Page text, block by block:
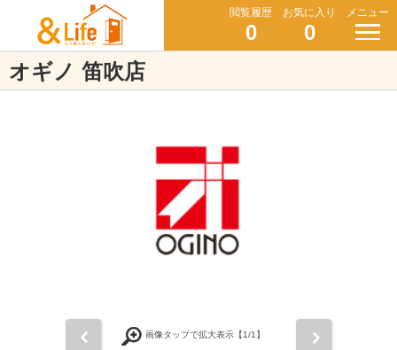
閲覧履歴
0
お気に入り
0
メニュー
オギノ 笛吹店
画像タップで拡大表示【1/1】